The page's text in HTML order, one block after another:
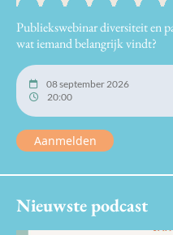
Publiekswebinar diversiteit en
wat iemand belangrijk vindt?
08 september 2026
20:00
Aanmelden
Nieuwste podcast